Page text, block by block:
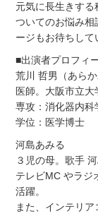
元気に長生きす
ついてのお悩み
ージもお待ちして
■出演者プロフィ
荒川 哲男（あらか
医師。大阪市立大
専攻：消化器内科
学位：医学博士
河島あみる
３児の母。歌手
テレビMC やラジ
活躍。
また、インテリ